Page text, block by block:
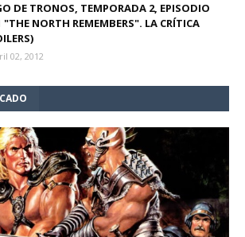
DE TRONOS, TEMPORADA 2, EPISODIO
"THE NORTH REMEMBERS". LA CRÍTICA
02, 2012